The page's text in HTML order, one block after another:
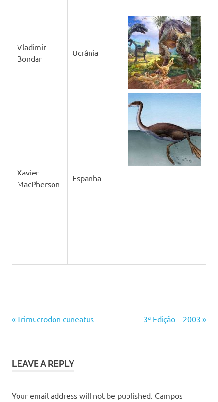
Vladimir
Bondar
Ucrânia
Xavier
MacPherson
Espanha
Navegação
artigos
Previous
Post:
Trimucrodon cuneatus
Next
Post:
3ª Edição – 2003
LEAVE A REPLY
Your email address will not be published. Campos